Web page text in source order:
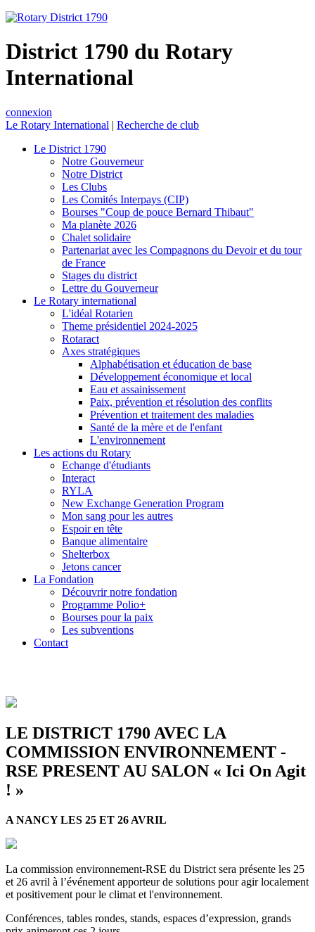
District 1790 du Rotary
International
connexion
Le Rotary International | Recherche de club
Le District 1790
Notre Gouverneur
Notre District
Les Clubs
Les Comités Interpays (CIP)
Bourses "Coup de pouce Bernard Thibaut"
Ma planète 2026
Chalet solidaire
Partenariat avec les Compagnons du Devoir et du tour
de France
Stages du district
Lettre du Gouverneur
Le Rotary international
L'idéal Rotarien
Theme présidentiel 2024-2025
Rotaract
Axes stratégiques
Alphabétisation et éducation de base
Développement économique et local
Eau et assainissement
Paix, prévention et résolution des conflits
Prévention et traitement des maladies
Santé de la mère et de l'enfant
L'environnement
Les actions du Rotary
Echange d'étudiants
Interact
RYLA
New Exchange Generation Program
Mon sang pour les autres
Espoir en tête
Banque alimentaire
Shelterbox
Jetons cancer
La Fondation
Découvrir notre fondation
Programme Polio+
Bourses pour la paix
Les subventions
Contact
LE DISTRICT 1790 AVEC LA
COMMISSION ENVIRONNEMENT -
RSE PRESENT AU SALON « Ici On Agit
! »
A NANCY LES 25 ET 26 AVRIL
La commission environnement-RSE du District sera présente les 25
et 26 avril à l’événement apporteur de solutions pour agir localement
et positivement pour le climat et l'environnement.
Conférences, tables rondes, stands, espaces d’expression, grands